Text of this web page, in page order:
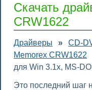
Скачать
CRW1622
Драйверы » CD-
Memorex CRW1622
для Win 3.1x, MS-
Это последний шаг